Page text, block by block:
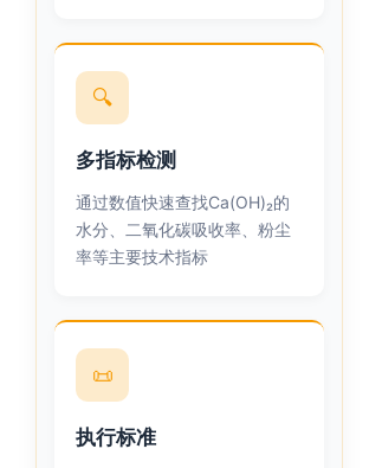
🔍
多指标检测
通过数值快速查找Ca(OH)₂的
水分、二氧化碳吸收率、粉尘
率等主要技术指标
📜
执行标准